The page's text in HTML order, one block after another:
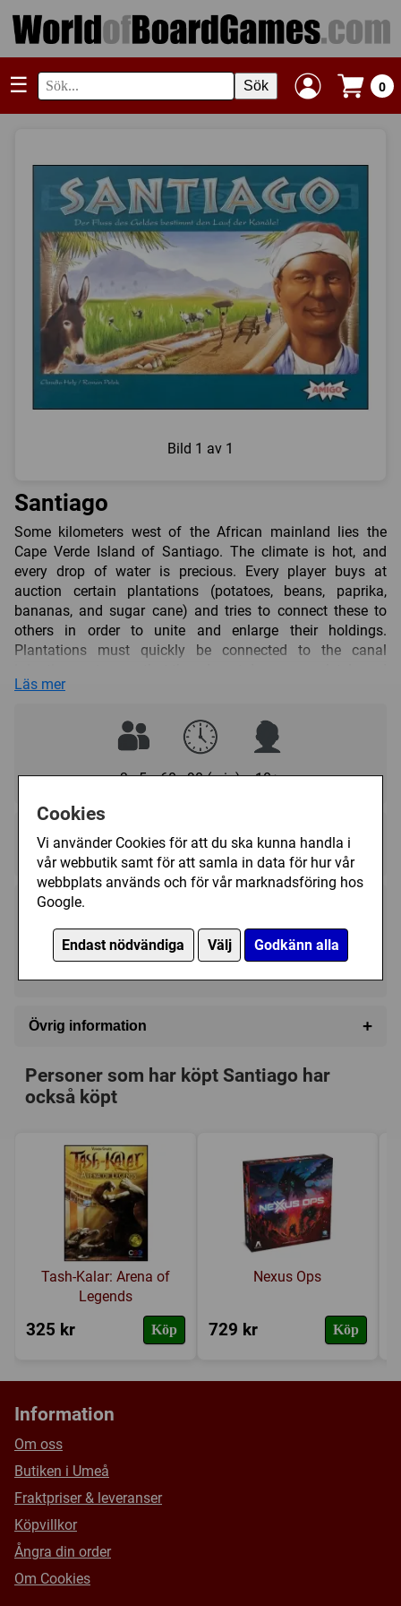
Cookies
Vi använder Cookies för att du ska kunna handla i
vår webbutik samt för att samla in data för hur vår
webbplats används och för vår marknadsföring hos
Google.
Endast nödvändiga Välj Godkänn alla
☰ Sök 0
Bild 1 av 1
Santiago
Some kilometers west of the African mainland lies the
Cape Verde Island of Santiago. The climate is hot, and
every drop of water is precious. Every player buys at
auction certain plantations (potatoes, beans, paprika,
bananas, and sugar cane) and tries to connect these to
others in order to unite and enlarge their holdings.
Plantations must quickly be connected to the canal
fail to produce any yield. Bribes to the Canal Overseer are
connects to your own plantations. The sooner that a
plantation is irrigated and is connected to other plantations
of the same type, the more yield – and thus the more
who wins will be the one who most skillfully acquires
plantations of the same type.
Läs mer
3 - 5 60 - 90 (min) 10+
★★★★★★★★★★
★★★★★★★★★★
349 kr Utgått
Övrig information +
Kategori: Förhandling, Jordbruk,Områdeskontroll
Auktion / Bud,
Länkar: Regler,Tillverkarens hemsida,
BoardGameGeek
Försälj. rank:14376/18139
Personer som har köpt Santiago har
också köpt
Tash-Kalar: Arena of
Legends
325 kr Köp
Nexus Ops
729 kr Köp
Information
Om oss
Butiken i Umeå
Fraktpriser & leveranser
Köpvillkor
Ångra din order
Om Cookies